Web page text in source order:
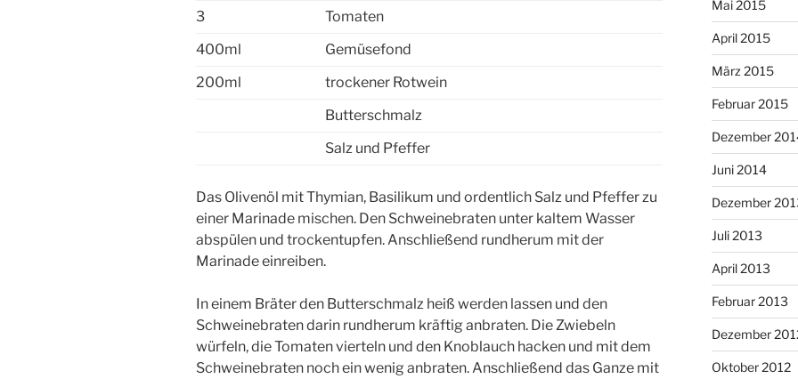
3
Tomaten
400ml
Gemüsefond
200ml
trockener Rotwein
Butterschmalz
Salz und Pfeffer
Das Olivenöl mit Thymian, Basilikum und ordentlich Salz und Pfeffer zu
einer Marinade mischen. Den Schweinebraten unter kaltem Wasser
abspülen und trockentupfen. Anschließend rundherum mit der
Marinade einreiben.
In einem Bräter den Butterschmalz heiß werden lassen und den
Schweinebraten darin rundherum kräftig anbraten. Die Zwiebeln
würfeln, die Tomaten vierteln und den Knoblauch hacken und mit dem
Schweinebraten noch ein wenig anbraten. Anschließend das Ganze mit
Mai 2015
April 2015
März 2015
Februar 2015
Dezember
Juni 2014
Dezember
Juli 2013
April 2013
Februar 2013
Dezember
Oktober 2012